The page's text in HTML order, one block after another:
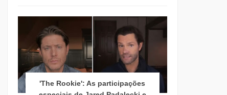
'The Rookie': As participações